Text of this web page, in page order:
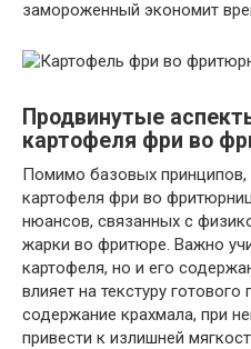
замороженный экономит
Продвинутые
картофеля фри во
Помимо базовых принципов,
картофеля фри во
нюансов, связанных с
жарки во фритюре. Важно
картофеля, но и его
влияет на текстуру
содержание крахмала, при
привести к излишней